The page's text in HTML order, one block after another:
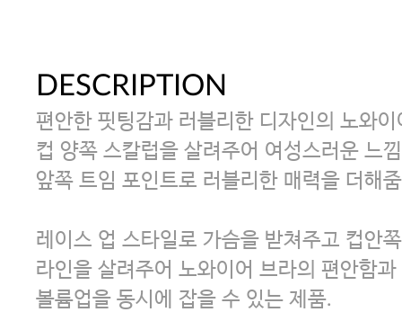
DESCRIPTION
편안한 핏팅감과 러블리한 디자인의 노와이
컵 양쪽 스칼럽을 살려주어 여성스러운 느
앞쪽 트임 포인트로 러블리한 매력을 더해
레이스 업 스타일로 가슴을 받쳐주고 컵안
라인을 살려주어 노와이어 브라의 편안함과
볼륨업을 동시에 잡을 수 있는 제품.